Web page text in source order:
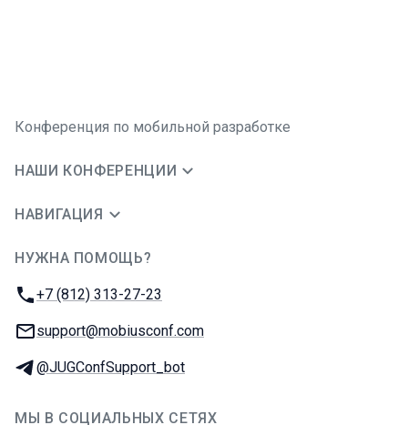
Конференция по мобильной разработке
НАШИ КОНФЕРЕНЦИИ
НАВИГАЦИЯ
НУЖНА ПОМОЩЬ?
Телефон:
+7 (812) 313-27-23
E-mail:
support@mobiusconf.com
Телеграм:
@JUGConfSupport_bot
МЫ В СОЦИАЛЬНЫХ СЕТЯХ